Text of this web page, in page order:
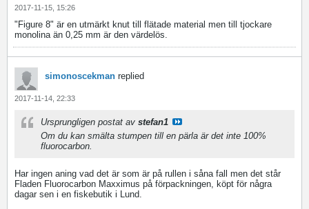
2017-11-15, 15:26
"Figure 8" är en utmärkt knut till flätade material men till tjockare
monolina än 0,25 mm är den värdelös.
simonoscekman replied
2017-11-14, 22:33
Ursprungligen postat av stefan1
Om du kan smälta stumpen till en pärla är det inte 100%
fluorocarbon.
Har ingen aning vad det är som är på rullen i såna fall men det står
Fladen Fluorocarbon Maxximus på förpackningen, köpt för några
dagar sen i en fiskebutik i Lund.